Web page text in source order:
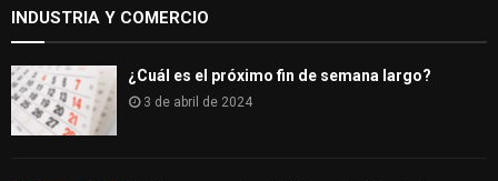
INDUSTRIA Y COMERCIO
¿Cuál es el próximo fin de semana largo?
3 de abril de 2024